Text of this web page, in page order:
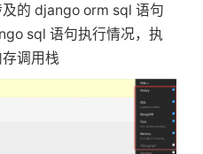
的 django orm sql 语句
sql 语句执行情况，执
调用栈